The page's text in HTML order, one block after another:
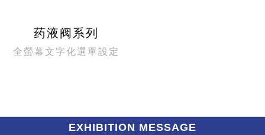
药液阀系列
全螢幕文字化選單設定
EXHIBITION MESSAGE